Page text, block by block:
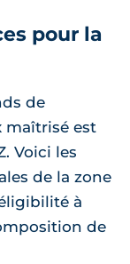
pour la
de
maîtrisé est
Voici les
de la zone
à
de